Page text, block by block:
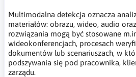
Multimodalna detekcja oznacza
materiałów: obrazu, wideo, audio
rozwiązania mogą być stosowane
wideokonferencjach, procesach
dokumentów lub scenariuszach, w
podszywania się pod pracownika,
zarządu.